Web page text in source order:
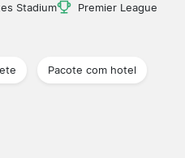
Stadium
Premier League
Pacote com hotel